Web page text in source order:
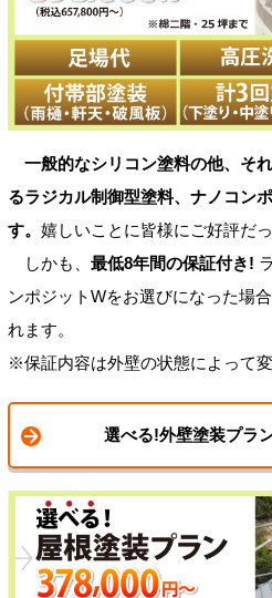
一般的なシリコン塗料の他、そ
るラジカル制御型塗料、ナノコン
す。 嬉しいことに皆様にご好評だ
しかも、 最低8年間の保証付き!
ンポジットWをお選びになった場
れます。
※保証内容は外壁の状態によって
選べる!外壁塗装プラ